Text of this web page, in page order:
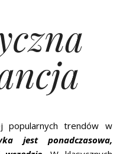
popularnych trendów w
jest ponadczasowa,